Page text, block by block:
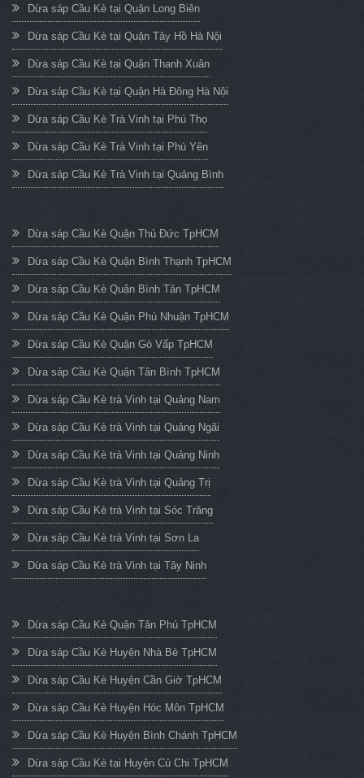
Dừa sáp Cầu Kè tại Quận Long Biên
Dừa sáp Cầu Kè tại Quận Tây Hồ Hà Nội
Dừa sáp Cầu Kè tại Quận Thanh Xuân
Dừa sáp Cầu Kè tại Quận Hà Đông Hà Nội
Dừa sáp Cầu Kè Trà Vinh tại Phú Thọ
Dừa sáp Cầu Kè Trà Vinh tại Phú Yên
Dừa sáp Cầu Kè Trà Vinh tại Quảng Bình
Dừa sáp Cầu Kè Quận Thủ Đức TpHCM
Dừa sáp Cầu Kè Quận Bình Thạnh TpHCM
Dừa sáp Cầu Kè Quận Bình Tân TpHCM
Dừa sáp Cầu Kè Quận Phú Nhuận TpHCM
Dừa sáp Cầu Kè Quận Gò Vấp TpHCM
Dừa sáp Cầu Kè Quận Tân Bình TpHCM
Dừa sáp Cầu Kè trà Vinh tại Quảng Nam
Dừa sáp Cầu Kè trà Vinh tại Quảng Ngãi
Dừa sáp Cầu Kè trà Vinh tại Quảng Ninh
Dừa sáp Cầu Kè trà Vinh tại Quảng Trị
Dừa sáp Cầu Kè trà Vinh tại Sóc Trăng
Dừa sáp Cầu Kè trà Vinh tại Sơn La
Dừa sáp Cầu Kè trà Vinh tại Tây Ninh
Dừa sáp Cầu Kè Quận Tân Phú TpHCM
Dừa sáp Cầu Kè Huyện Nhà Bè TpHCM
Dừa sáp Cầu Kè Huyện Cần Giờ TpHCM
Dừa sáp Cầu Kè Huyện Hóc Môn TpHCM
Dừa sáp Cầu Kè Huyện Bình Chánh TpHCM
Dừa sáp Cầu Kè tại Huyện Củ Chi TpHCM